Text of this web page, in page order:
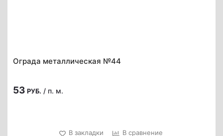
Ограда металлическая №44
53 РУБ. / п. м.
В закладки В сравнение